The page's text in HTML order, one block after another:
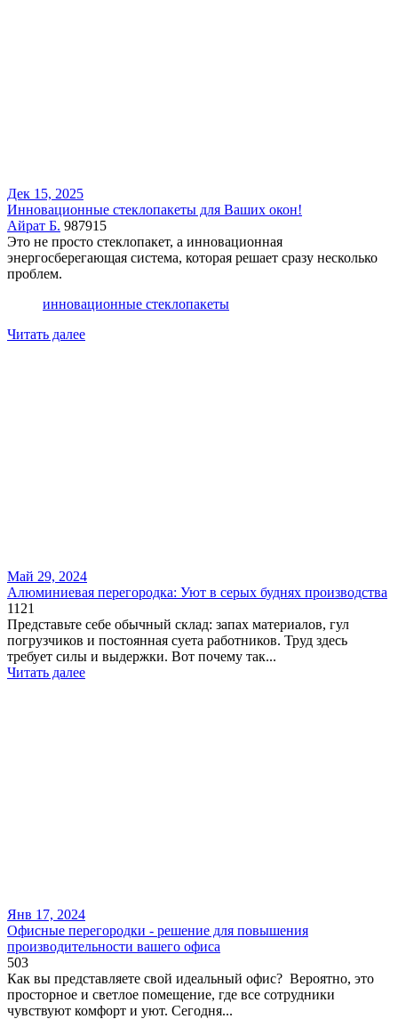
Дек 15, 2025
Инновационные стеклопакеты для Ваших окон!
Айрат Б. 987915
Это не просто стеклопакет, а инновационная
энергосберегающая система, которая решает сразу несколько
проблем.
инновационные стеклопакеты
Читать далее
Май 29, 2024
Алюминиевая перегородка: Уют в серых буднях производства
1121
Представьте себе обычный склад: запах материалов, гул
погрузчиков и постоянная суета работников. Труд здесь
требует силы и выдержки. Вот почему так...
Читать далее
Янв 17, 2024
Офисные перегородки - решение для повышения
производительности вашего офиса
503
Как вы представляете свой идеальный офис? Вероятно, это
просторное и светлое помещение, где все сотрудники
чувствуют комфорт и уют. Сегодня...